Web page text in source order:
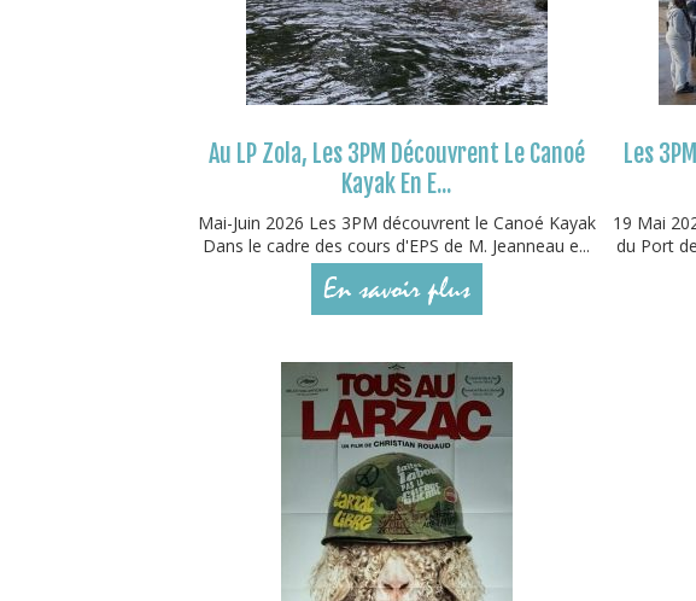
Au LP Zola, Les 3PM Découvrent Le Canoé
Kayak En E...
Mai-Juin 2026 Les 3PM découvrent le Canoé Kayak
Dans le cadre des cours d'EPS de M. Jeanneau e...
En savoir plus
Les
19 Mai
du Port